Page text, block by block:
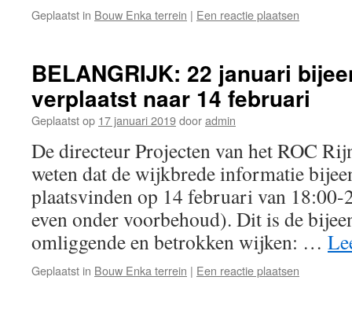
Geplaatst in Bouw Enka terrein | Een reactie plaatsen
BELANGRIJK: 22 januari
verplaatst naar 14 februari
Geplaatst op 17 januari 2019dooradmin
De directeur Projecten van het ROC
weten dat de wijkbrede informatie
plaatsvinden op 14 februari van
even onder voorbehoud). Dit is de
omliggende en betrokken wijken: …
Geplaatst in Bouw Enka terrein | Een reactie plaatsen